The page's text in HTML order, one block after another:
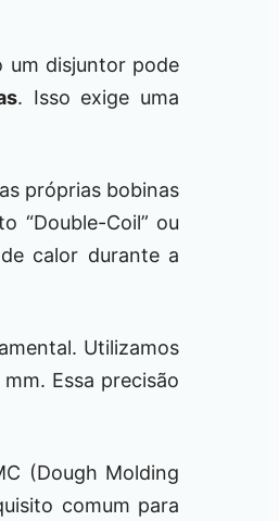
um disjuntor pode
. Isso exige uma
próprias bobinas
“Double-Coil” ou
calor durante a
Utilizamos
Essa precisão
(Dough Molding
comum para